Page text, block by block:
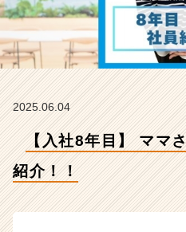
社
H
t
イ
2025.06.04
【入社8年目】 ママ
紹介！！